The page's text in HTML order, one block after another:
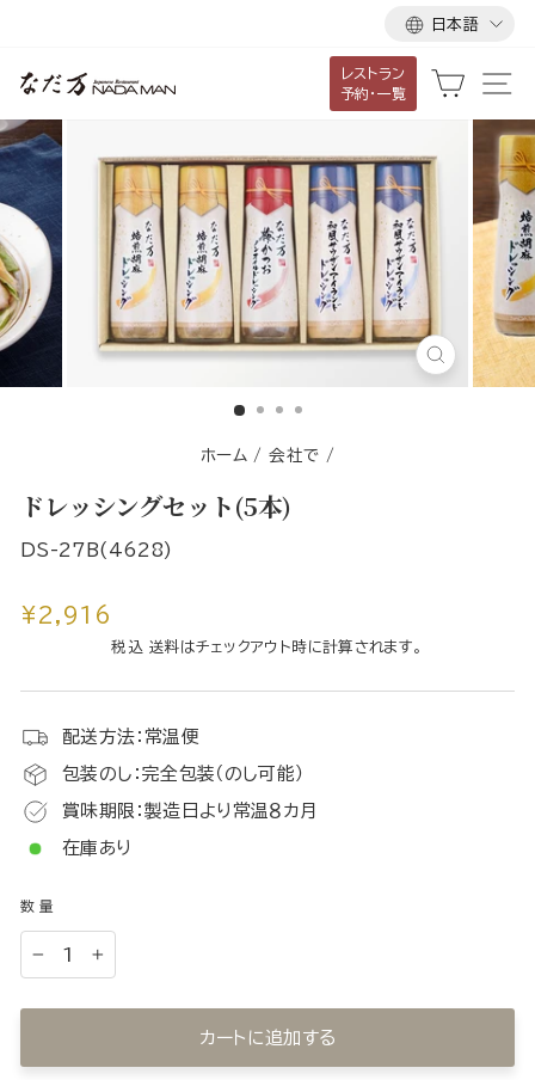
し
て
コ
ン
テ
ン
ツ
に
移
言
語
日本語
レストラン
予約・一覧
カート
閉
ホーム / 会社で /
ドレッシングセット(5本)
DS-27B(4628)
通
¥2,916
税込 送料はチェックアウト時に計算されます。
配送方法：常温便
包装のし：完全包装（のし可能）
賞味期限：製造日より常温８カ月
在庫あり
数量
カートに追加する